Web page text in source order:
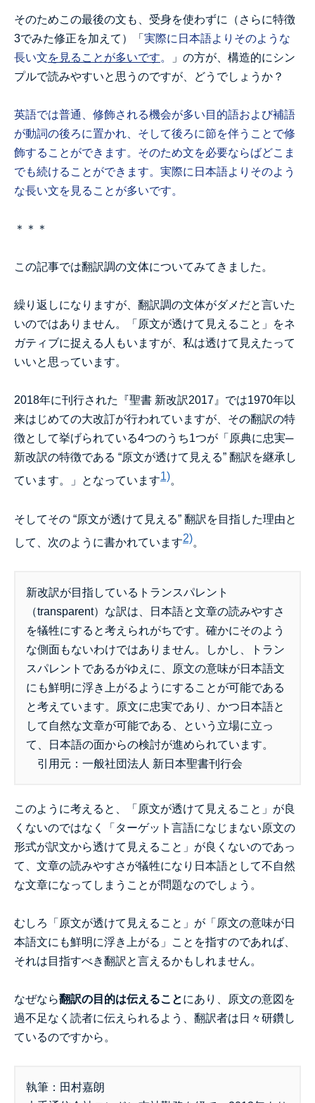
そのためこの最後の文も、受身を使わずに（さらに特徴
3でみた修正を加えて）「 実際に日本語よりそのような
長い文を見ることが多いです。
」の方が、構造的にシン
プルで読みやすいと思うのですが、どうでしょうか？
英語では普通、修飾される機会が多い目的語および補語
が動詞の後ろに置かれ、そして後ろに節を伴うことで修
飾することができます。そのため文を必要ならばどこま
でも続けることができます。実際に日本語よりそのよう
な長い文を見ることが多いです。
＊＊＊
この記事では翻訳調の文体についてみてきました。
繰り返しになりますが、翻訳調の文体がダメだと言いた
いのではありません。「原文が透けて見えること」をネ
ガティブに捉える人もいますが、私は透けて見えたって
いいと思っています。
2018年に刊行された『聖書 新改訳2017』では1970年以
来はじめての大改訂が行われていますが、その翻訳の特
徴として挙げられている4つのうち1つが「原典に忠実─
新改訳の特徴である “原文が透けて見える” 翻訳を継承し
ています。」となっています1)。
そしてその “原文が透けて見える” 翻訳を目指した理由と
して、次のように書かれています2)。
新改訳が目指しているトランスパレント
（transparent）な訳は、日本語と文章の読みやすさ
を犠牲にすると考えられがちです。確かにそのよう
な側面もないわけではありません。しかし、トラン
スパレントであるがゆえに、原文の意味が日本語文
にも鮮明に浮き上がるようにすることが可能である
と考えています。原文に忠実であり、かつ日本語と
して自然な文章が可能である、という立場に立っ
て、日本語の面からの検討が進められています。
引用元：一般社団法人 新日本聖書刊行会
このように考えると、「原文が透けて見えること」が良
くないのではなく「ターゲット言語になじまない原文の
形式が訳文から透けて見えること」が良くないのであっ
て、文章の読みやすさが犠牲になり日本語として不自然
な文章になってしまうことが問題なのでしょう。
むしろ「原文が透けて見えること」が「原文の意味が日
本語文にも鮮明に浮き上がる」ことを指すのであれば、
それは目指すべき翻訳と言えるかもしれません。
なぜなら翻訳の目的は伝えることにあり、原文の意図を
過不足なく読者に伝えられるよう、翻訳者は日々研鑽し
ているのですから。
執筆：田村嘉朗